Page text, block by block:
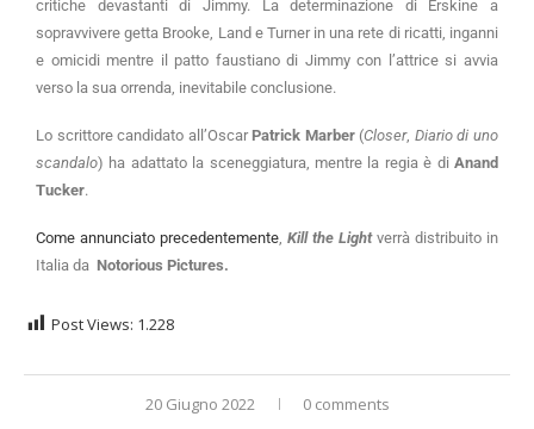
critiche devastanti di Jimmy. La determinazione di Erskine a
sopravvivere getta Brooke, Land e Turner in una rete di ricatti, inganni
e omicidi mentre il patto faustiano di Jimmy con l’attrice si avvia
verso la sua orrenda, inevitabile conclusione.
Lo scrittore candidato all’Oscar Patrick Marber(Closer, Diario di uno
scandalo) ha adattato la sceneggiatura, mentre la regia è di Anand
Tucker.
Come annunciato precedentemente Kill the Lightverrà distribuito in
Italia da Notorious Pictures.
Post Views: 1.228
20 Giugno 2022 0 comments